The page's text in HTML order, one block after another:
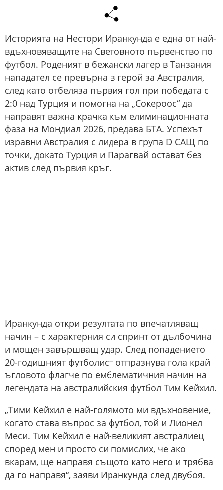
Историята на Нестори Иранкунда е една от най-
вдъхновяващите на Световното първенство по
футбол. Роденият в бежански лагер в Танзания
нападател се превърна в герой за Австралия,
след като отбеляза първия гол при победата с
2:0 над Турция и помогна на „Сокероос“ да
направят важна крачка към елиминационната
фаза на Мондиал 2026, предава БТА. Успехът
изравни Австралия с лидера в група D САЩ по
точки, докато Турция и Парагвай остават без
актив след първия кръг.
Иранкунда откри резултата по впечатляващ
начин – с характерния си спринт от дълбочина
и мощен завършващ удар. След попадението
20-годишният футболист отпразнува гола край
ъгловото флагче по емблематичния начин на
легендата на австралийския футбол Тим Кейхил.
„Тими Кейхил е най-голямото ми вдъхновение,
когато става въпрос за футбол, той и Лионел
Меси. Тим Кейхил е най-великият австралиец
според мен и просто си помислих, че ако
вкарам, ще направя същото като него и трябва
да го направя“, заяви Иранкунда след двубоя.